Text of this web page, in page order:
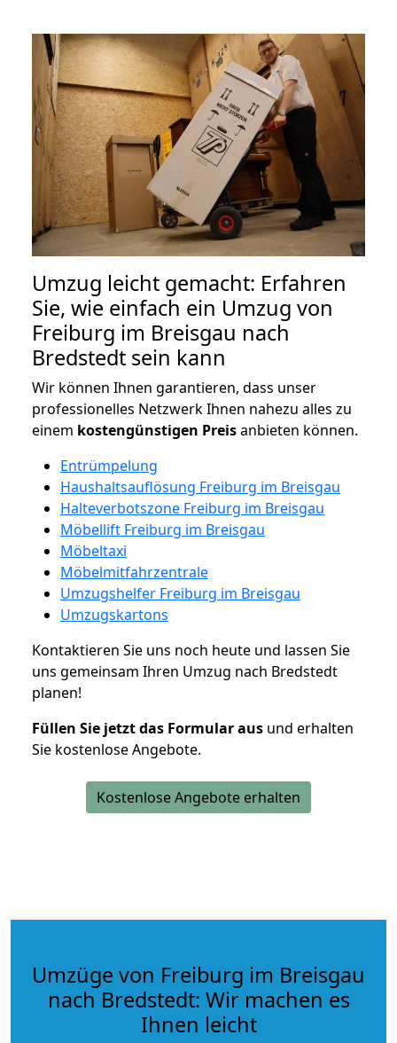
Umzug leicht gemacht: Erfahren
Sie, wie einfach ein Umzug von
Freiburg im Breisgau nach
Bredstedt sein kann
Wir können Ihnen garantieren, dass unser
professionelles Netzwerk Ihnen nahezu alles zu
einem kostengünstigen Preisanbieten können.
Entrümpelung
Haushaltsauflösung Freiburg im Breisgau
Halteverbotszone Freiburg im Breisgau
Möbellift Freiburg im Breisgau
Möbeltaxi
Möbelmitfahrzentrale
Umzugshelfer Freiburg im Breisgau
Umzugskartons
Kontaktieren Sie uns noch heute und lassen Sie
uns gemeinsam Ihren Umzug nach Bredstedt
planen!
Füllen Sie jetzt das Formular aus und erhalten
Sie kostenlose Angebote.
Kostenlose Angebote erhalten
Umzüge von Freiburg im Breisgau
nach Bredstedt: Wir machen es
Ihnen leicht